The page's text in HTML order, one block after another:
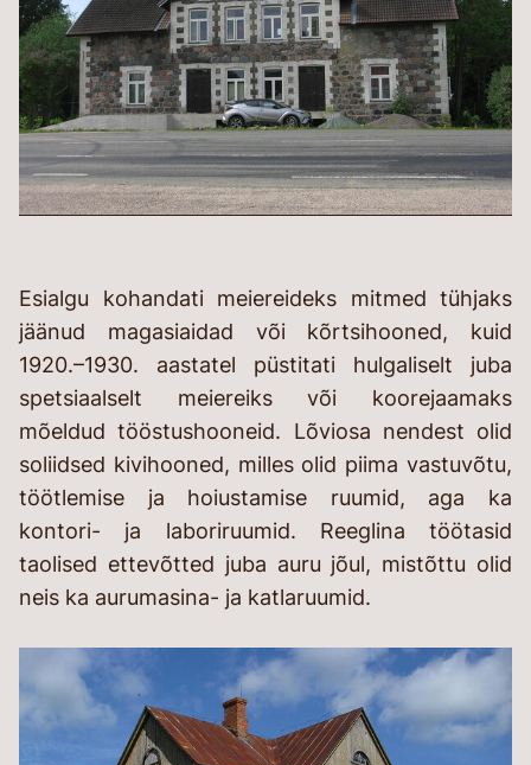
Esialgu kohandati meiereideks mitmed tühjaks
jäänud magasiaidad või kõrtsihooned, kuid
1920.–1930. aastatel püstitati hulgaliselt juba
spetsiaalselt meiereiks või koorejaamaks
mõeldud tööstushooneid. Lõviosa nendest olid
soliidsed kivihooned, milles olid piima vastuvõtu,
töötlemise ja hoiustamise ruumid, aga ka
kontori- ja laboriruumid. Reeglina töötasid
taolised ettevõtted juba auru jõul, mistõttu olid
neis ka aurumasina- ja katlaruumid.